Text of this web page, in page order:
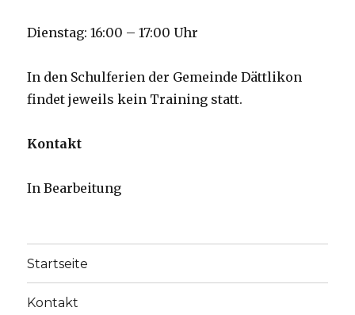
Dienstag: 16:00 – 17:00 Uhr
In den Schulferien der Gemeinde Dättlikon
findet jeweils kein Training statt.
Kontakt
In Bearbeitung
Startseite
Kontakt